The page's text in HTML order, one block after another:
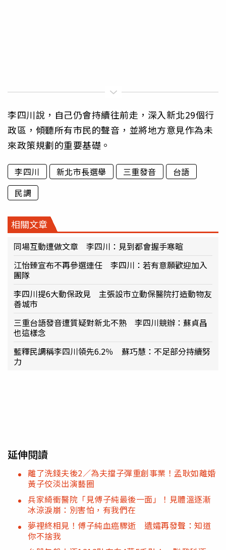
李四川說，自己仍會持續往前走，深入新北29個行
政區，傾聽所有市民的聲音，並將地方意見作為未
來政策規劃的重要基礎。
李四川 新北市長選舉 三重發音
台語
民調
相關文章
同場互動遭做文章 李四川：見到都會握手寒暄
江怡臻宣布不再參選連任 李四川：若有意願歡迎加入
團隊
李四川提6大動保政見 主張設市立動保醫院打造動物友
善城市
三重台語發音遭質疑對新北不熟 李四川競辦：蘇貞昌
也這樣念
藍釋民調稱李四川領先6.2％ 蘇巧慧：不足部分持續努
力
延伸閱讀
離了洗錢夫後2／為夫擋子彈重創事業！孟耿如離婚
黃子佼淡出演藝圈
兵家綺衝醫院「見傅子純最後一面」！見體溫逐漸
冰涼淚崩：別害怕，有我們在
夢裡終相見！傅子純血癌驟逝 遺孀再發聲：知道
你不捨我